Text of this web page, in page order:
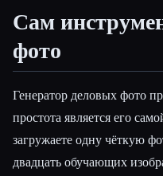
Сам
фото
Генератор деловых фото
простота является его
загружаете одну чёткую
двадцать обучающих